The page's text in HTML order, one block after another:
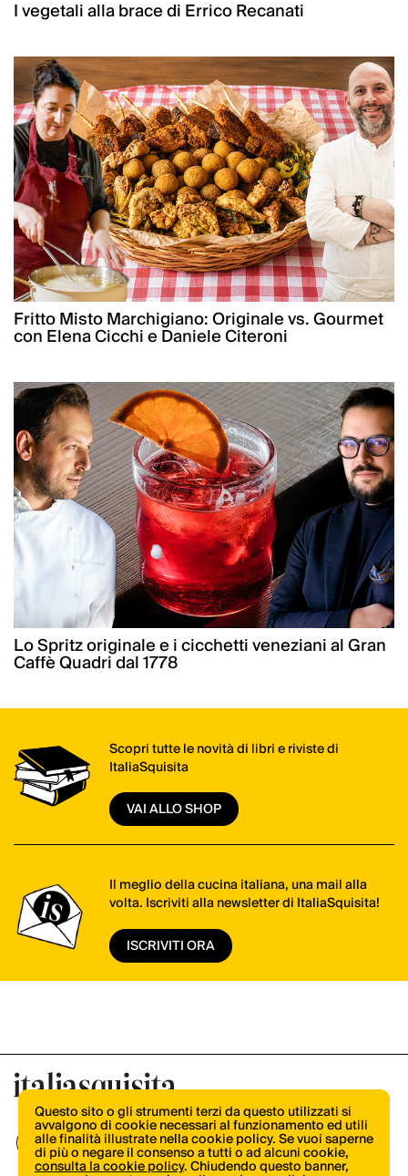
I vegetali alla brace di Errico Recanati
Fritto Misto Marchigiano: Originale vs. Gourmet
con Elena Cicchi e Daniele Citeroni
Lo Spritz originale e i cicchetti veneziani al Gran
Caffè Quadri dal 1778
Scopri tutte le novità di libri e riviste di
ItaliaSquisita
VAI ALLO SHOP
Il meglio della cucina italiana, una mail alla
volta. Iscriviti alla newsletter di ItaliaSquisita!
ISCRIVITI ORA
Questo sito o gli strumenti terzi da questo utilizzati si
avvalgono di cookie necessari al funzionamento ed utili
alle finalità illustrate nella cookie policy. Se vuoi saperne
di più o negare il consenso a tutti o ad alcuni cookie,
consulta la cookie policy. Chiudendo questo banner,